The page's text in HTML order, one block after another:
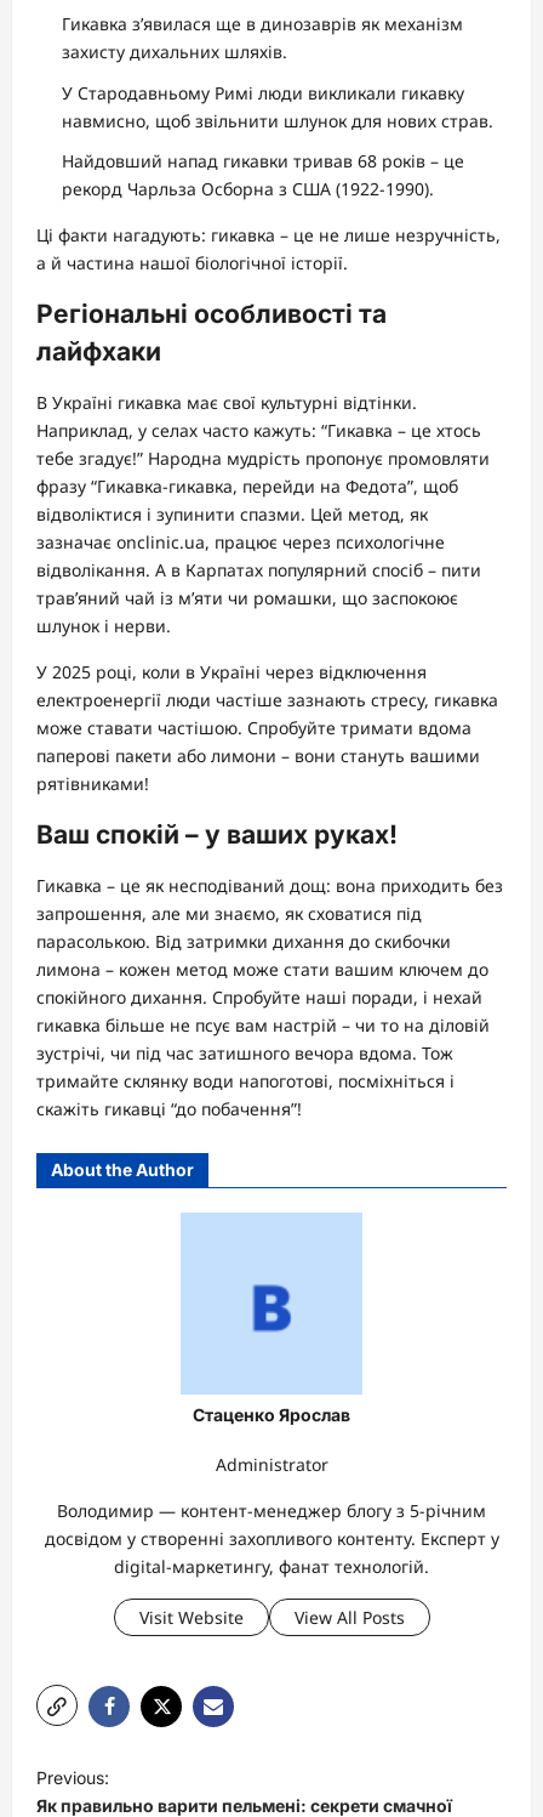
Гикавка з’явилася ще в динозаврів як механізм
захисту дихальних шляхів.
У Стародавньому Римі люди викликали гикавку
навмисно, щоб звільнити шлунок для нових страв.
Найдовший напад гикавки тривав 68 років – це
рекорд Чарльза Осборна з США (1922-1990).
Ці факти нагадують: гикавка – це не лише незручність,
а й частина нашої біологічної історії.
Регіональні особливості та
лайфхаки
В Україні гикавка має свої культурні відтінки.
Наприклад, у селах часто кажуть: “Гикавка – це хтось
тебе згадує!” Народна мудрість пропонує промовляти
фразу “Гикавка-гикавка, перейди на Федота”, щоб
відволіктися і зупинити спазми. Цей метод, як
зазначає onclinic.ua, працює через психологічне
відволікання. А в Карпатах популярний спосіб – пити
трав’яний чай із м’яти чи ромашки, що заспокоює
шлунок і нерви.
У 2025 році, коли в Україні через відключення
електроенергії люди частіше зазнають стресу, гикавка
може ставати частішою. Спробуйте тримати вдома
паперові пакети або лимони – вони стануть вашими
рятівниками!
Ваш спокій – у ваших руках!
Гикавка – це як несподіваний дощ: вона приходить без
запрошення, але ми знаємо, як сховатися під
парасолькою. Від затримки дихання до скибочки
лимона – кожен метод може стати вашим ключем до
спокійного дихання. Спробуйте наші поради, і нехай
гикавка більше не псує вам настрій – чи то на діловій
зустрічі, чи під час затишного вечора вдома. Тож
тримайте склянку води напоготові, посміхніться і
скажіть гикавці “до побачення”!
About the Author
Стаценко Ярослав
Administrator
Володимир — контент-менеджер блогу з 5-річним
досвідом у створенні захопливого контенту. Експерт у
digital-маркетингу, фанат технологій.
Visit Website View All Posts
o
Previous:
Як правильно варити пельмені: секрети смачної